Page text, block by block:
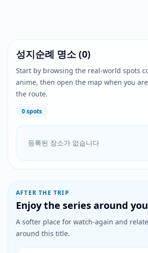
성지순례 명소(0)
Start by browsing the real-world spots
anime, then open the map when you
the route.
0spots
등록된 장소가 없습니다
AFTER THE TRIP
Enjoy the series around
A softer place for watch-again and
around this title.